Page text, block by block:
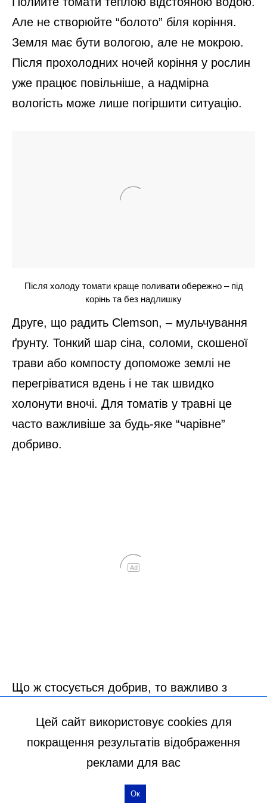
Цей сайт використовує cookies для
покращення результатів відображення
реклами для вас
Ок